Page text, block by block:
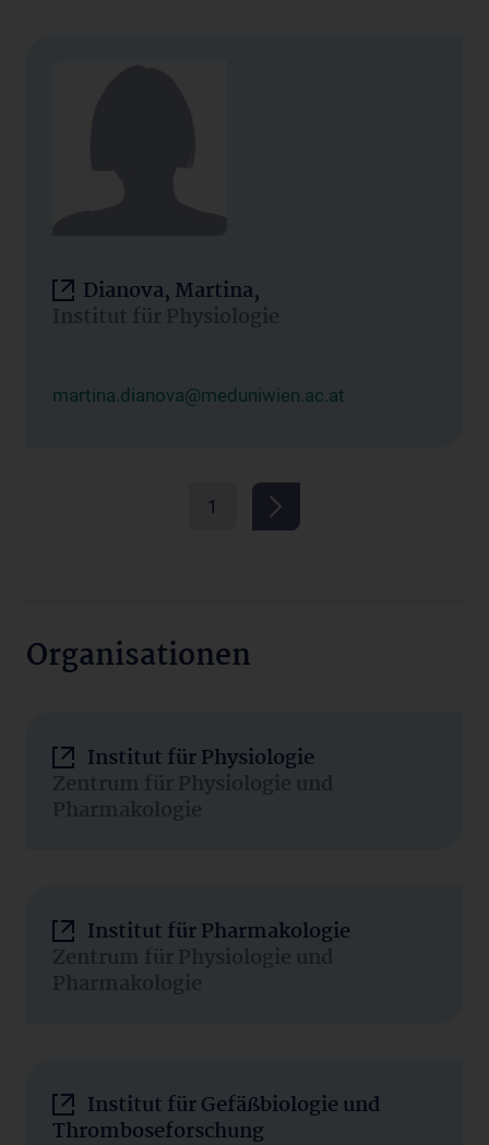
Dianova, Martina,
Institut für Physiologie
martina.dianova@meduniwien.ac.at
1
Organisationen
Institut für Physiologie
Zentrum für Physiologie und
Pharmakologie
Institut für Pharmakologie
Zentrum für Physiologie und
Pharmakologie
Institut für Gefäßbiologie und
Thromboseforschung